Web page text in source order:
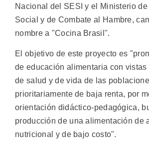
Nacional del SESI y el Ministerio
Social y de Combate al Hambre,
nombre a "Cocina Brasil".
El objetivo de este proyecto es
de educación alimentaria con vistas
de salud y de vida de las
prioritariamente de baja renta, por
orientación didáctico-pedagógica,
producción de una alimentación de
nutricional y de bajo costo".